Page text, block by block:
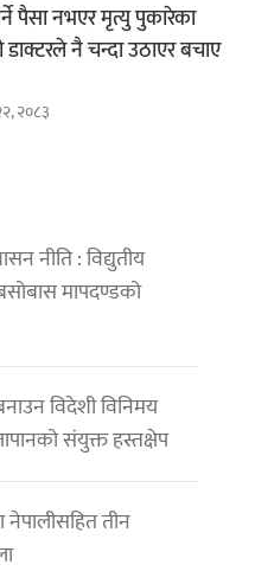
पैसा नभएर मृत्यु पुकारेका
नै चन्दा उठाएर बचाए
२०८३
नीति : विद्युतीय
मापदण्डको
विदेशी विनिमय
संयुक्त हस्तक्षेप
नेपालीसहित तीन